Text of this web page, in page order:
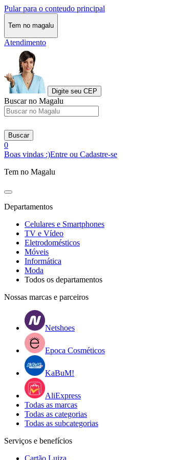
Pular para o conteudo principal
Tem no magalu
Atendimento
Digite seu CEP
Buscar no Magalu
Buscar
0
Boas vindas :)Entre ou Cadastre-se
Tem no Magalu
Departamentos
Celulares e Smartphones
TV e Vídeo
Eletrodomésticos
Móveis
Informática
Moda
Todos os departamentos
Nossas marcas e parceiros
Netshoes
Epoca Cosméticos
KaBuM!
AliExpress
Todas as marcas
Todas as categorias
Todas as subcategorias
Serviços e benefícios
Cartão Luiza